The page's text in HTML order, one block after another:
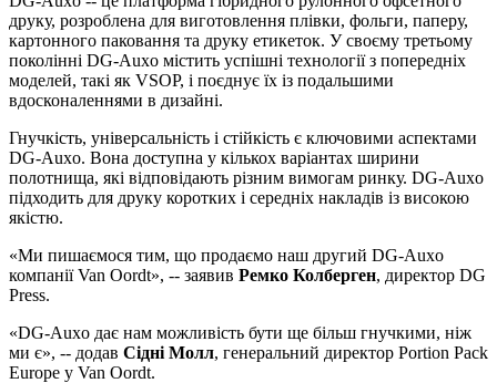
друку, розроблена для виготовлення плівки, фольги, паперу,
картонного паковання та друку етикеток. У своєму третьому
поколінні DG-Auxo містить успішні технології з попередніх
моделей, такі як VSOP, і поєднує їх із подальшими
вдосконаленнями в дизайні.
Гнучкість, універсальність і стійкість є ключовими аспектами
DG-Auxo. Вона доступна у кількох варіантах ширини
полотнища, які відповідають різним вимогам ринку. DG-Auxo
підходить для друку коротких і середніх накладів із високою
якістю.
«Ми пишаємося тим, що продаємо наш другий DG-Auxo
компанії Van Oordt», -- заявив Ремко Колберген, директор DG
Press.
«DG-Auxo дає нам можливість бути ще більш гнучкими, ніж
ми є», -- додав Сідні Молл, генеральний директор Portion Pack
Europe у Van Oordt.